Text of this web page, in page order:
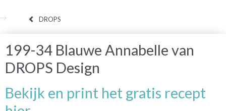
DROPS
199-34 Blauwe Annabelle van
DROPS Design
Bekijk en print het gratis recept